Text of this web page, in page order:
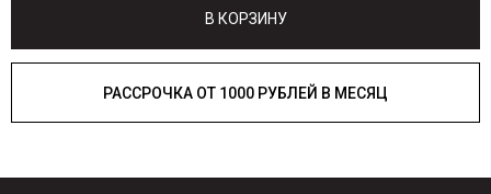
В КОРЗИНУ
РАССРОЧКА ОТ 1000 РУБЛЕЙ В МЕСЯЦ